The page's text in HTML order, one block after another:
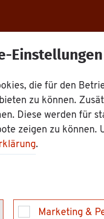
Einstellungen
die für den
zu können.
Diese werden für
zeigen zu können.
.
Marketing &
Rat­haus
- ein
Dauer die
oder dau­er­haft in